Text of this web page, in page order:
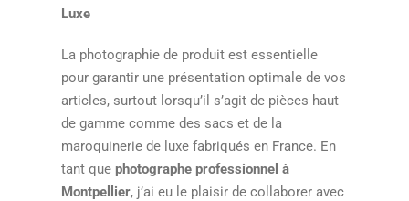
Luxe
La photographie de produit est essentielle
pour garantir une présentation optimale de vos
articles, surtout lorsqu’il s’agit de pièces haut
de gamme comme des sacs et de la
maroquinerie de luxe fabriqués en France. En
tant que photographe professionnel à
Montpellier, j’ai eu le plaisir de collaborer avec